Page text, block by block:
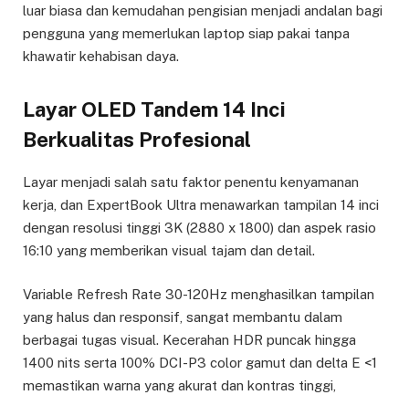
luar biasa dan kemudahan pengisian menjadi andalan bagi
pengguna yang memerlukan laptop siap pakai tanpa
khawatir kehabisan daya.
Layar OLED Tandem 14 Inci
Berkualitas Profesional
Layar menjadi salah satu faktor penentu kenyamanan
kerja, dan ExpertBook Ultra menawarkan tampilan 14 inci
dengan resolusi tinggi 3K (2880 x 1800) dan aspek rasio
16:10 yang memberikan visual tajam dan detail.
Variable Refresh Rate 30-120Hz menghasilkan tampilan
yang halus dan responsif, sangat membantu dalam
berbagai tugas visual. Kecerahan HDR puncak hingga
1400 nits serta 100% DCI-P3 color gamut dan delta E <1
memastikan warna yang akurat dan kontras tinggi,